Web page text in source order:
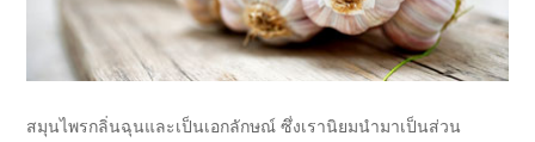
สมุนไพรกลิ่นฉุนและเป็นเอกลักษณ์ ซึ่งเรานิยมนำมาเป็นส่วน